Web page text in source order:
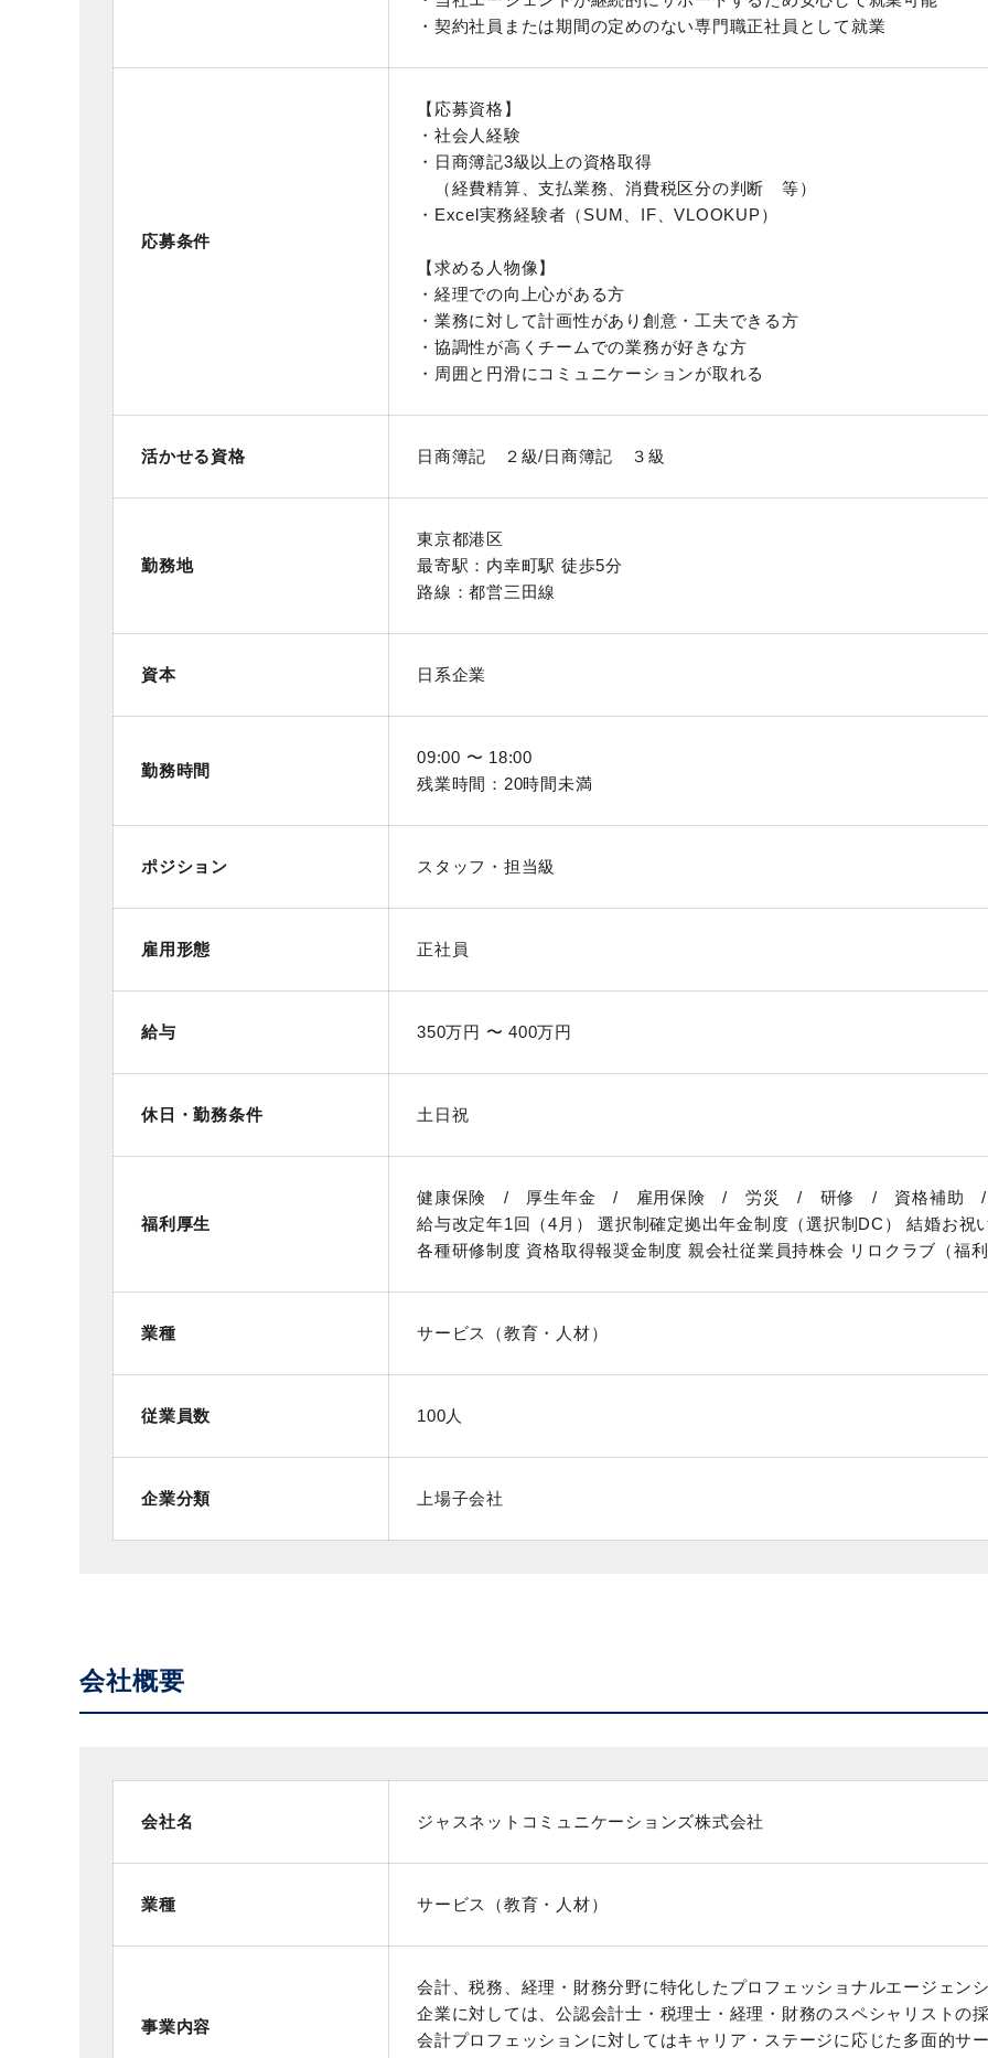
・契約社員または期間の定めのない専門職正社員として就業
応募条件
【応募資格】
・社会人経験
・日商簿記3級以上の資格取得
（経費精算、支払業務、消費税区分の判断 等）
・Excel実務経験者（SUM、IF、VLOOKUP）
【求める人物像】
・経理での向上心がある方
・業務に対して計画性があり創意・工夫できる方
・協調性が高くチームでの業務が好きな方
・周囲と円滑にコミュニケーションが取れる
活かせる資格 日商簿記 ２級/日商簿記 ３級
勤務地
東京都港区
最寄駅：内幸町駅 徒歩5分
路線：都営三田線
資本 日系企業
勤務時間
09:00 〜 18:00
残業時間：20時間未満
ポジション スタッフ・担当級
雇用形態 正社員
給与 350万円 〜 400万円
休日・勤務条件 土日祝
福利厚生
健康保険 / 厚生年金 / 雇用保険 / 労災 / 研修 / 資格補助 /
給与改定年1回（4月） 選択制確定拠出年金制度（選択制DC） 結婚お祝
各種研修制度 資格取得報奨金制度 親会社従業員持株会 リロクラブ（福
業種 サービス（教育・人材）
従業員数 100人
企業分類 上場子会社
会社概要
会社名 ジャスネットコミュニケーションズ株式会社
業種 サービス（教育・人材）
事業内容
会計、税務、経理・財務分野に特化したプロフェッショナルエージェン
企業に対しては、公認会計士・税理士・経理・財務のスペシャリストの
会計プロフェッションに対してはキャリア・ステージに応じた多面的サ